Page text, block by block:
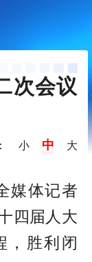
次会议
小 中 大
媒体记者
四届人大
，胜利闭